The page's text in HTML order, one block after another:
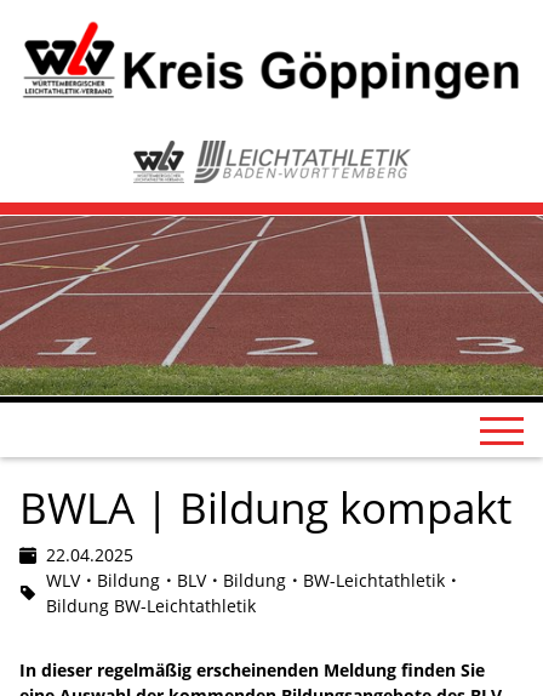
BWLA | Bildung kompakt
22.04.2025
WLV
Bildung BLV Bildung
BW-Leichtathletik
Bildung BW-Leichtathletik
In dieser regelmäßig erscheinenden Meldung finden Sie